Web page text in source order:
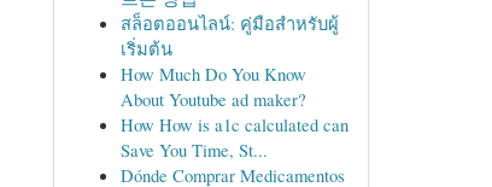
สล็อตออนไลน์: คู่มือสำหรับผู้
เริ่มต้น
How Much Do You Know
About Youtube ad maker?
How How is a1c calculated can
Save You Time, St...
Dónde Comprar Medicamentos